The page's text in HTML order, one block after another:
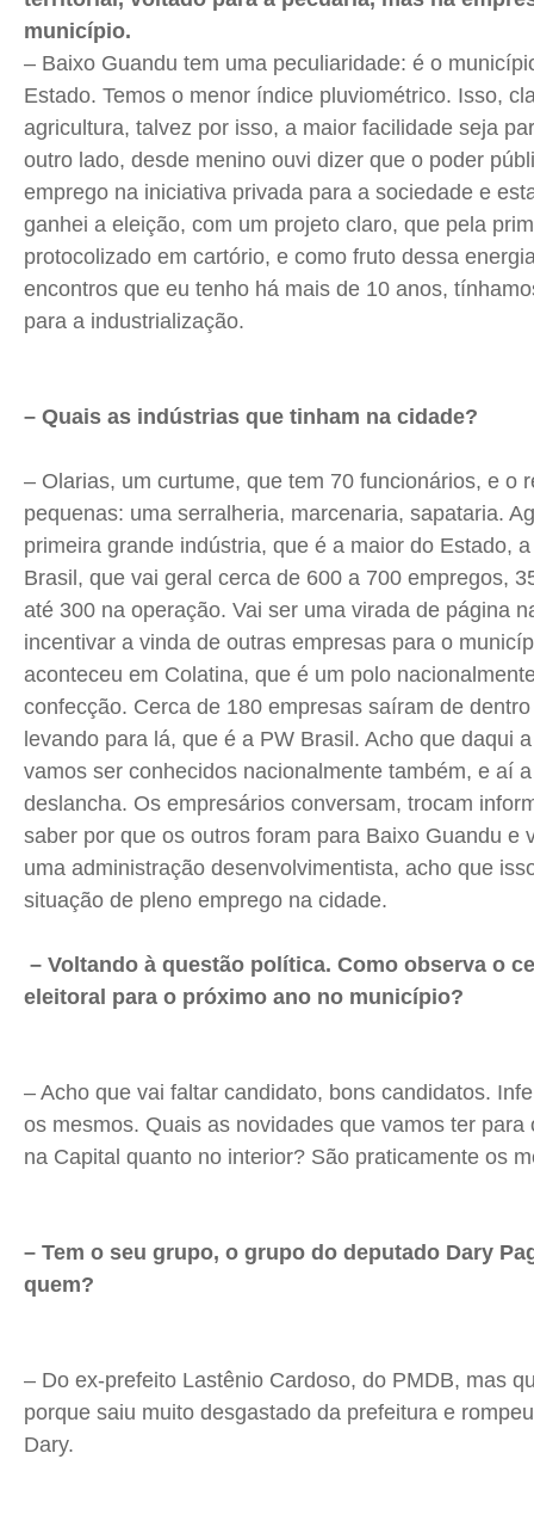
município.
– Baixo Guandu tem uma peculiaridade: é o
Estado. Temos o menor índice pluviométrico. Isso,
agricultura, talvez por isso, a maior facilidade seja
outro lado, desde menino ouvi dizer que o poder
emprego na iniciativa privada para a sociedade e
ganhei a eleição, com um projeto claro, que pela
protocolizado em cartório, e como fruto dessa
encontros que eu tenho há mais de 10 anos,
para a industrialização.
– Quais as indústrias que tinham na cidade?
– Olarias, um curtume, que tem 70 funcionários, e o
pequenas: uma serralheria, marcenaria, sapataria.
primeira grande indústria, que é a maior do Estado,
Brasil, que vai geral cerca de 600 a 700 empregos,
até 300 na operação. Vai ser uma virada de página
incentivar a vinda de outras empresas para o
aconteceu em Colatina, que é um polo
confecção. Cerca de 180 empresas saíram de
levando para lá, que é a PW Brasil. Acho que daqui
vamos ser conhecidos nacionalmente também, e aí
deslancha. Os empresários conversam, trocam
saber por que os outros foram para Baixo Guandu e
uma administração desenvolvimentista, acho que
situação de pleno emprego na cidade.
– Voltando à questão política. Como observa o
eleitoral para o próximo ano no município?
– Acho que vai faltar candidato, bons candidatos.
os mesmos. Quais as novidades que vamos ter para
na Capital quanto no interior? São praticamente os
– Tem o seu grupo, o grupo do deputado Dary
quem?
– Do ex-prefeito Lastênio Cardoso, do PMDB, mas
porque saiu muito desgastado da prefeitura e
Dary.